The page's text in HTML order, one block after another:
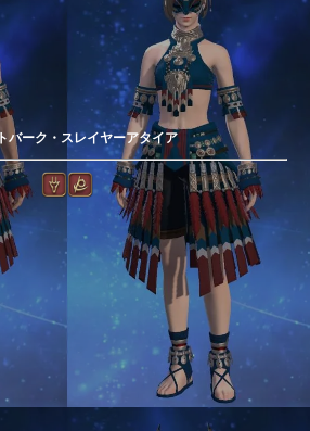
バーク・スレイヤーアタイア